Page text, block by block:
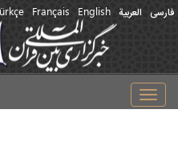
فارسی العربیة English
Français
Toggle
navigation